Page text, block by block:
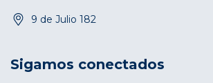
9 de Julio 182
Sigamos conectados